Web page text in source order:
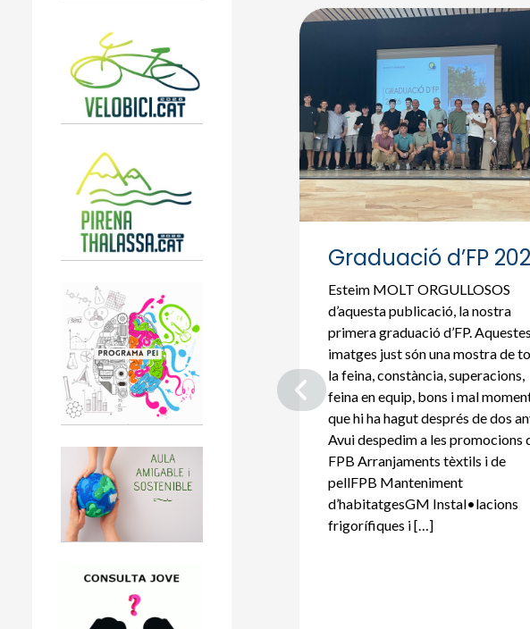
Graduació d’FP
Esteim MOLT ORGULLOSOS
d’aquesta publicació, la nostra
primera graduació d’FP. Aquestes
imatges just són una mostra de
la feina, constància, superacions,
feina en equip, bons i mal
que hi ha hagut després de dos
Avui despedim a les promocions
FPB Arranjaments tèxtils i de
pellFPB Manteniment
d’habitatgesGM Instal•lacions
frigorífiques i […]